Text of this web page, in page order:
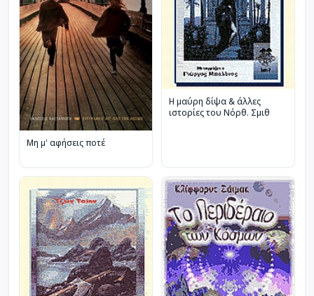
Μη μ' αφήσεις ποτέ
Η μαύρη δίψα & άλλες
ιστορίες του Νόρθ. Σμιθ